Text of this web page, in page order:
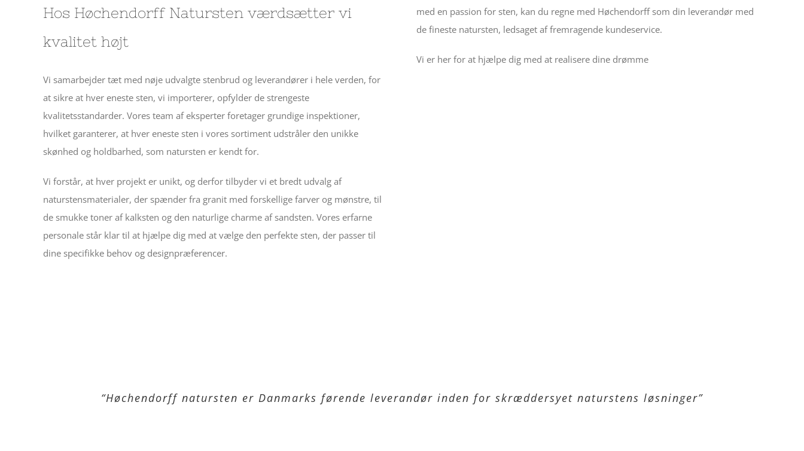
Hos Høchendorff Natursten værdsætter vi
kvalitet højt
Vi samarbejder tæt med nøje udvalgte stenbrud og leverandører i hele verden, for
at sikre at hver eneste sten, vi importerer, opfylder de strengeste
kvalitetsstandarder. Vores team af eksperter foretager grundige inspektioner,
hvilket garanterer, at hver eneste sten i vores sortiment udstråler den unikke
skønhed og holdbarhed, som natursten er kendt for.
Vi forstår, at hver projekt er unikt, og derfor tilbyder vi et bredt udvalg af
naturstensmaterialer, der spænder fra granit med forskellige farver og mønstre, til
de smukke toner af kalksten og den naturlige charme af sandsten. Vores erfarne
personale står klar til at hjælpe dig med at vælge den perfekte sten, der passer til
dine specifikke behov og designpræferencer.
med en passion for sten, kan du regne med Høchendorff som din leverandør med
de fineste natursten, ledsaget af fremragende kundeservice.
Vi er her for at hjælpe dig med at realisere dine drømme
“Høchendorff natursten er Danmarks førende leverandør inden for skræddersyet naturstens løsninger”